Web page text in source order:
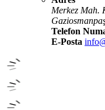
Merkez Mah.
Telefon
E-Posta